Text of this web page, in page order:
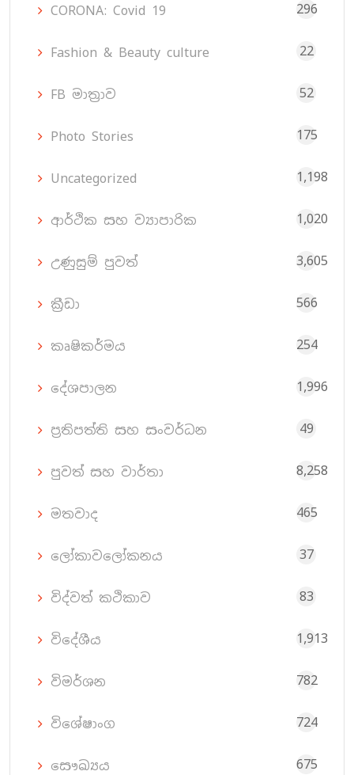
CORONA: Covid 19 296
Fashion & Beauty culture 22
FB මාත්‍රාව 52
Photo Stories 175
Uncategorized 1,198
ආර්ථික සහ ව්‍යාපාරික 1,020
උණුසුම් පුවත් 3,605
ක්‍රීඩා 566
කෘෂිකර්මය 254
දේශපාලන 1,996
ප්‍රතිපත්ති සහ සංවර්ධන 49
පුවත් සහ වාර්තා 8,258
මතවාද 465
ලෝකාවලෝකනය 37
විද්වත් කථිකාව 83
විදේශීය 1,913
විමර්ශන 782
විශේෂාංග 724
සෞඛ්‍යය 675